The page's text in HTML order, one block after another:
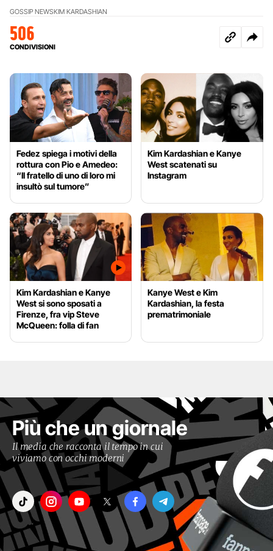
GOSSIP NEWSKIM KARDASHIAN
506
CONDIVISIONI
Fedez spiega i motivi della
rottura con Pio e Amedeo:
“Il fratello di uno di loro mi
insultò sul tumore”
Kim Kardashian e Kanye
West scatenati su
Instagram
Kim Kardashian e Kanye
West si sono sposati a
Firenze, fra vip Steve
McQueen: folla di fan
Kanye West e Kim
Kardashian, la festa
prematrimoniale
Più che un giornale
Il media che racconta il tempo in cui
viviamo con occhi moderni